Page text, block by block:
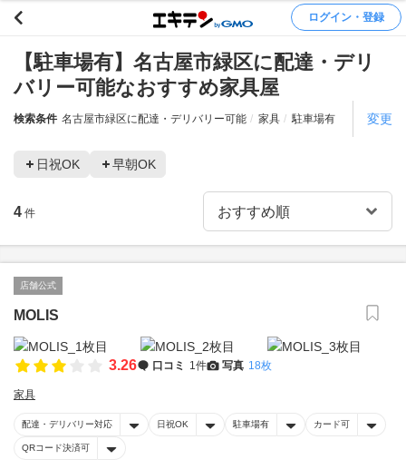
ログイン・登録
【駐車場有】名古屋市緑区に配達・デリ
バリー可能なおすすめ家具屋
検索条件 名古屋市緑区に配達・デリバリー可能 家具 駐車場有 変更
日祝OK 早朝OK
4 件
店舗公式
MOLIS
3.26 口コミ 1件 写真 18枚
家具
配達・デリバリー対応 日祝OK 駐車場有 カード可
QRコード決済可